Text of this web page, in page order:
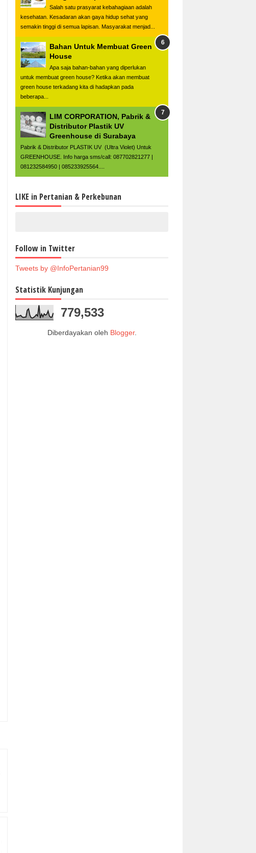
Salah satu prasyarat kebahagiaan adalah
kesehatan. Kesadaran akan gaya hidup sehat yang
semakin tinggi di semua lapisan. Masyarakat menjad...
Bahan Untuk Membuat Green
House
Apa saja bahan-bahan yang diperlukan
untuk membuat green house? Ketika akan membuat
green house terkadang kita di hadapkan pada
beberapa...
LIM CORPORATION, Pabrik &
Distributor Plastik UV
Greenhouse di Surabaya
Pabrik & Distributor PLASTIK UV (Ultra Violet) Untuk
GREENHOUSE. Info harga sms/call: 087702821277 |
081232584950 | 085233925564....
LIKE in Pertanian & Perkebunan
Follow in Twitter
Tweets by @InfoPertanian99
Statistik Kunjungan
779,533
Diberdayakan oleh Blogger.